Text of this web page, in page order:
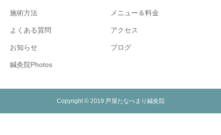
施術方法 メニュー＆料金
よくある質問 アクセス
お知らせ ブログ
鍼灸院Photos
Copyright © 2019 芦屋たなべまり鍼灸院